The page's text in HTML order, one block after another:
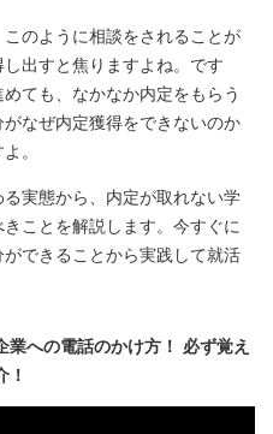
のように相談をされることが
出すと焦りますよね。です
ても、なかなか内定をもらう
なぜ内定獲得をできないのか
。
実態から、内定が取れない学
ことを解説します。今すぐに
できることから実践して就活
業への電話のかけ方！ 必ず覚え
！